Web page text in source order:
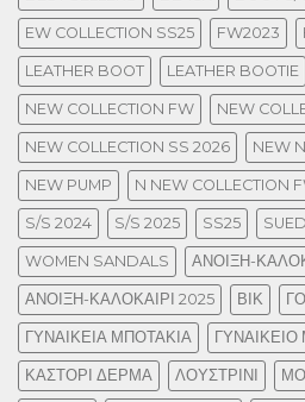
EW COLLECTION SS25 FW2023
LEATHER BOOT LEATHER BOOTIE
NEW COLLECTION FW NEW
NEW COLLECTION SS 2026 NEW
NEW PUMP N NEW COLLECTION
S/S 2024 S/S 2025 SS25
WOMEN SANDALS ΑΝΟΙΞΗ-
ΑΝΟΙΞΗ-ΚΑΛΟΚΑΙΡΙ 2025 ΒΙΚ
ΓΥΝΑΙΚΕΙΑ ΜΠΟΤΑΚΙΑ ΓΥΝΑΙΚΕΙΟ
ΚΑΣΤΟΡΙ ΔΕΡΜΑ ΛΟΥΣΤΡΙΝΙ